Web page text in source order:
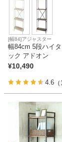
[幅84]アジャスター
幅84cm 5段ハイ
ック アドオン
¥10,490
4.6